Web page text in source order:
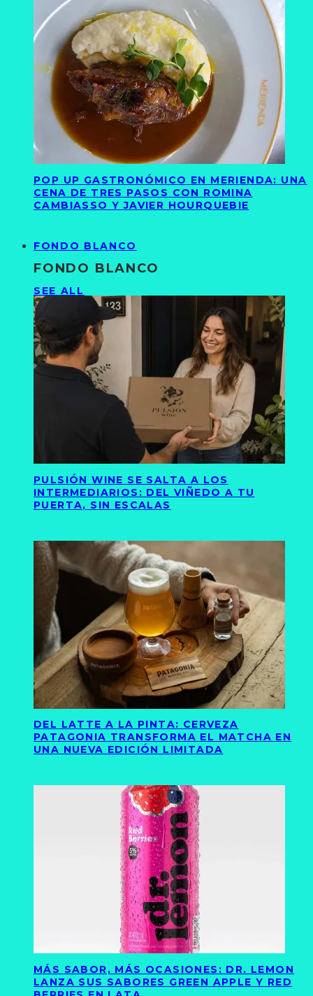
POP UP GASTRONÓMICO EN MERIENDA: UNA
CENA DE TRES PASOS CON ROMINA
CAMBIASSO Y JAVIER HOURQUEBIE
FONDO BLANCO
FONDO BLANCO
SEE ALL
PULSIÓN WINE SE SALTA A LOS
INTERMEDIARIOS: DEL VIÑEDO A TU
PUERTA, SIN ESCALAS
DEL LATTE A LA PINTA: CERVEZA
PATAGONIA TRANSFORMA EL MATCHA EN
UNA NUEVA EDICIÓN LIMITADA
MÁS SABOR, MÁS OCASIONES: DR. LEMON
LANZA SUS SABORES GREEN APPLE Y RED